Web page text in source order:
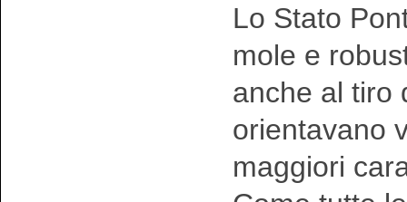
Lo Stato
mole e
anche al tiro
orientavano
maggiori